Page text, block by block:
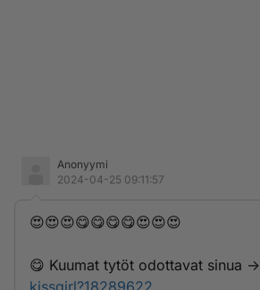
Anonyymi
2024-04-25 09:11:57
😍😍😍😋😋😋😋😍😍😍
😋 K­u­u­­­m­­a­­t­­ ­­­t­­y­­t­­ö­­­t­­ ­o­­d­­­o­­t­­t­a­­­v­­­a­­t­­ ­­s­­­i­­n­u­­a­­­ ->
kissgirl?18289622